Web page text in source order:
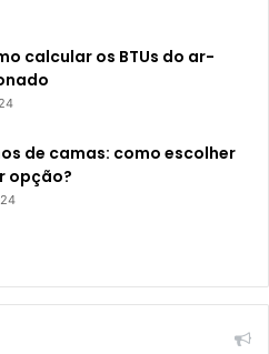
calcular os BTUs do ar-
de camas: como escolher
opção?